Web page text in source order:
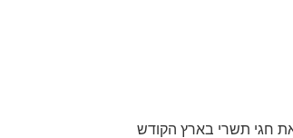
חגי תשרי בארץ הקודש